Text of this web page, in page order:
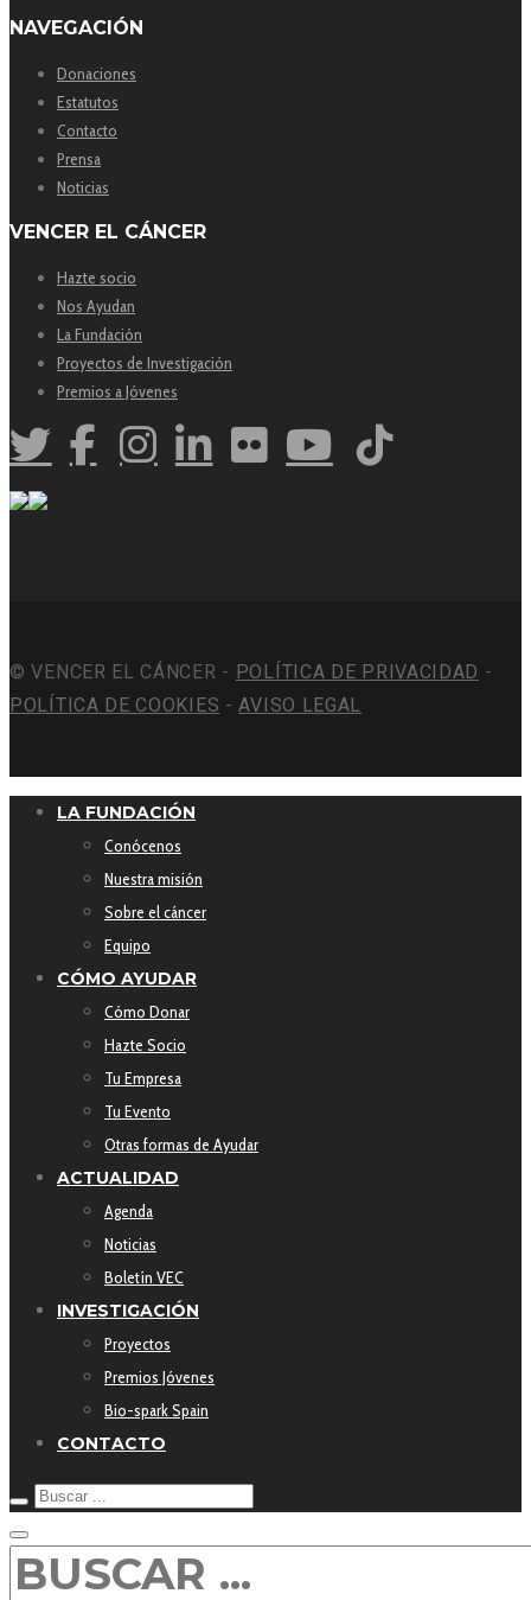
NAVEGACIÓN
Donaciones
Estatutos
Contacto
Prensa
Noticias
VENCER EL CÁNCER
Hazte socio
Nos Ayudan
La Fundación
Proyectos de Investigación
Premios a Jóvenes
© VENCER EL CÁNCER - POLÍTICA DE PRIVACIDAD -
POLÍTICA DE COOKIES -AVISO LEGAL
LA FUNDACIÓN
Conócenos
Nuestra misión
Sobre el cáncer
Equipo
CÓMO AYUDAR
Cómo Donar
Hazte Socio
Tu Empresa
Tu Evento
Otras formas de Ayudar
ACTUALIDAD
Agenda
Noticias
Boletín VEC
INVESTIGACIÓN
Proyectos
Premios Jóvenes
Bio-spark Spain
CONTACTO